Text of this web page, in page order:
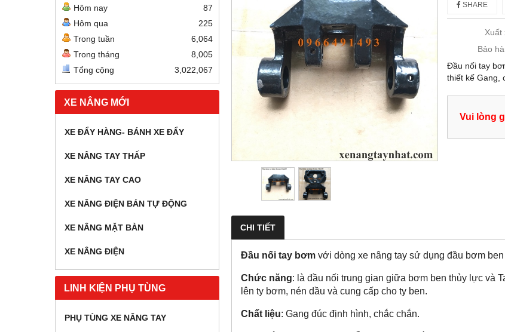
Hôm nay
87
Hôm qua
225
Trong tuần
6,064
Trong tháng
8,005
Tổng cộng
3,022,067
XE NÂNG MỚI
XE ĐẨY HÀNG- BÁNH XE ĐẨY
XE NÂNG TAY THẤP
XE NÂNG TAY CAO
XE NÂNG ĐIỆN BÁN TỰ ĐỘNG
XE NÂNG MẶT BÀN
XE NÂNG ĐIỆN
LINH KIỆN PHỤ TÙNG
PHỤ TÙNG XE NÂNG TAY
SHARE
Xuất
Bảo
Đầu nối tay
thiết kế Gang,
Vui lòng
CHI TIẾT
Đầu nối tay bơm với dòng xe nâng tay sử dụng đầu bơm ben
Chức năng: là đầu nối trung gian giữa bơm ben thủy lực và
lên ty bơm, nén dầu và cung cấp cho ty ben.
Chất liệu: Gang đúc định hình, chắc chắn.